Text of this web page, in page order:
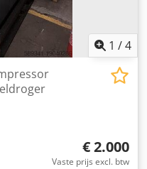
1 /4
€ 2.000
Vaste prijs excl. btw